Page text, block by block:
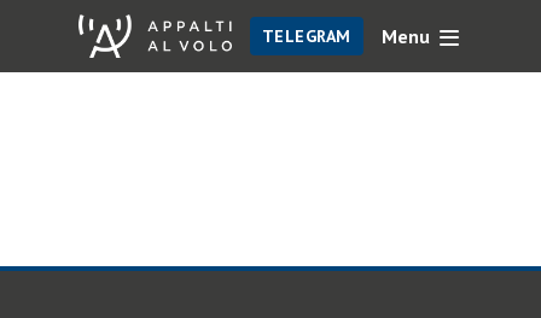
TELEGRAM Menu